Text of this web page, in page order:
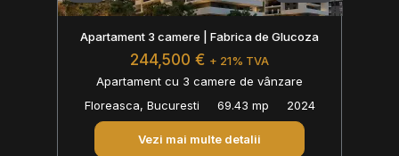
Apartament 3 camere | Fabrica de Glucoza
244,500 € + 21% TVA
Apartament cu 3 camere de vânzare
Floreasca, Bucuresti
69.43 mp 2024
Vezi mai multe detalii